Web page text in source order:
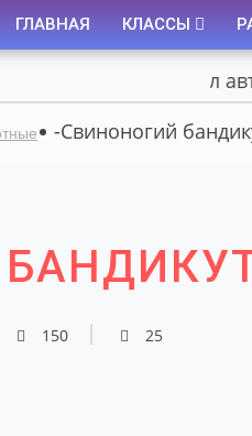
ГЛАВНАЯ КЛАССЫ
Портал
-Свиноногий
150 25